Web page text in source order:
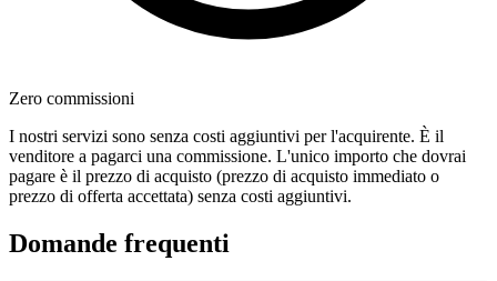
Zero commissioni
I nostri servizi sono senza costi aggiuntivi per l'acquirente. È il
venditore a pagarci una commissione. L'unico importo che dovrai
pagare è il prezzo di acquisto (prezzo di acquisto immediato o
prezzo di offerta accettata) senza costi aggiuntivi.
Domande frequenti